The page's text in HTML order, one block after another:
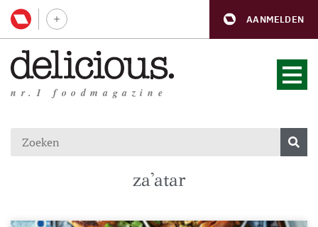
AANMELDEN
nr.1 foodmagazine
za'atar